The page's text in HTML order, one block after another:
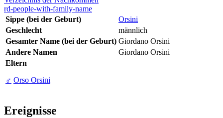
rd-people-with-family-name
Sippe (bei der Geburt)
Orsini
Geschlecht
männlich
Gesamter Name (bei der Geburt) Giordano Orsini
Andere Namen
Giordano Orsini
Eltern
♂ Orso Orsini
Ereignisse